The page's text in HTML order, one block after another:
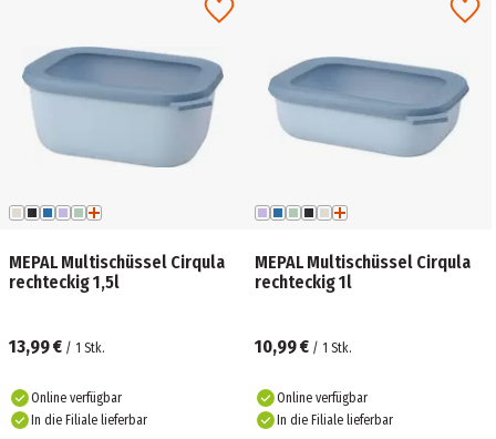
MEPAL Multischüssel Cirqula
rechteckig 1,5l
13,99 € / 1 Stk.
Online verfügbar
In die Filiale lieferbar
MEPAL Multischüssel Cirqula
rechteckig 1l
10,99 € / 1 Stk.
Online verfügbar
In die Filiale lieferbar